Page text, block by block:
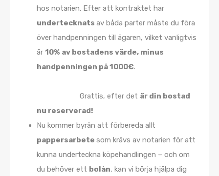
hos notarien. Efter att kontraktet har
undertecknats av båda parter måste du föra
över handpenningen till ägaren, vilket vanligtvis
är 10% av bostadens värde, minus
handpenningen på 1000€.
Grattis, efter det är din bostad
nu reserverad!
Nu kommer byrån att förbereda allt
pappersarbete som krävs av notarien för att
kunna underteckna köpehandlingen – och om
du behöver ett bolån, kan vi börja hjälpa dig